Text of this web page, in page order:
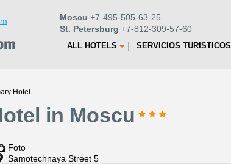
Moscu +7-495-505-63-25
St. Petersburg +7-812-309-57-60
ALL HOTELS SERVICIOS TURISTICOS
Hotel
in Moscu
Foto
Samotechnaya Street 5